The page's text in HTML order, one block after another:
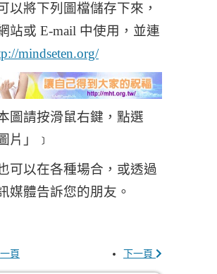
以將下列圖檔儲存下來，
站或 E-mail 中使用，並連
mindseten.org/
圖請按滑鼠右鍵，點選
片」﹞
可以在各種場合，或透過
媒體告訴您的朋友。
一頁 下一頁